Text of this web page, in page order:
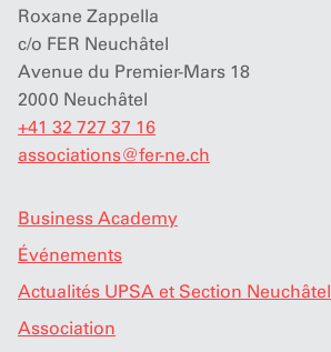
Roxane Zappella
c/o FER Neuchâtel
Avenue du Premier-Mars 18
2000 Neuchâtel
+41 32 727 37 16
associations@fer-ne.ch
Business Academy
Événements
Actualités UPSA et Section Neuchâtel
Association